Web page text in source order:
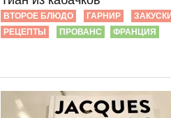
ВТОРОЕ БЛЮДО ГАРНИР
ЗАКУСКИ
РЕЦЕПТЫ
ПРОВАНС ФРАНЦИЯ